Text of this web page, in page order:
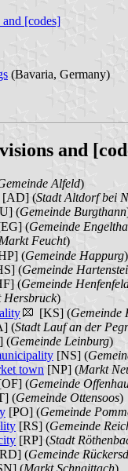
[codes]
(Bavaria, Germany)
and
Alfeld)
[AD] (Stadt Altdorf bei
(Gemeinde Burgthann
(Gemeinde
Markt Feucht)
(Gemeinde Happurg)
(Gemeinde
(Gemeinde
Hersbruck)
[KS] (Gemeinde
(Stadt Lauf an der
(Gemeinde Leinburg)
[NS] (
town [NP] (Markt
(Gemeinde
(Gemeinde Ottensoos)
[PO] (Gemeinde
[RS] (Gemeinde
[RP] (Stadt
(Gemeinde
(Markt Schnaittach)